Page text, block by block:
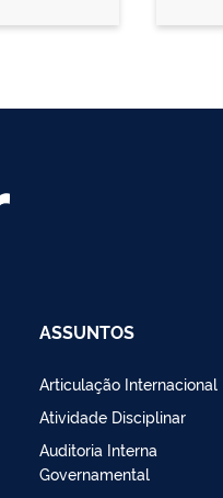
ASSUNTOS
Articulação Internacional
Atividade Disciplinar
Auditoria Interna
Governamental